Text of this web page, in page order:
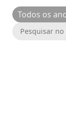
Todos os